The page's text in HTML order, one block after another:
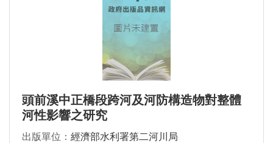
頭前溪中正橋段跨河及河防構造物對整體
河性影響之研究
出版單位： 經濟部水利署第二河川局